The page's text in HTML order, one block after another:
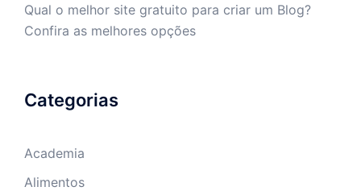
Qual o melhor site gratuito para criar um Blog?
Confira as melhores opções
Categorias
Academia
Alimentos